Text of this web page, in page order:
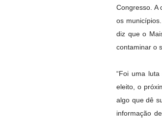
Congresso. A
os
diz que o
contaminar o
“Foi uma
eleito, o
algo que dê
informação